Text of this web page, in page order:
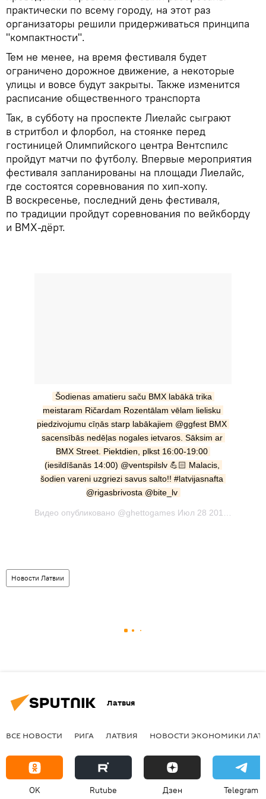
практически по всему городу, на этот раз
организаторы решили придерживаться принципа
"компактности".
Тем не менее, на время фестиваля будет
ограничено дорожное движение, а некоторые
улицы и вовсе будут закрыты. Также изменится
расписание общественного транспорта
Так, в субботу на проспекте Лиелайс сыграют
в стритбол и флорбол, на стоянке перед
гостиницей Олимпийского центра Вентспилс
пройдут матчи по футболу. Впервые мероприятия
фестиваля запланированы на площади Лиелайс,
где состоятся соревнования по хип-хопу.
В воскресенье, последний день фестиваля,
по традиции пройдут соревнования по вейкборду
и ВМХ-дёрт.
Šodienas amatieru saču BMX labākā trika
meistaram Ričardam Rozentālam vēlam lielisku
piedzivojumu cīņās starp labākajiem @ggfest BMX
sacensībās nedēļas nogales ietvaros. Sāksim ar
BMX Street. Piektdien, plkst 16:00-19:00
(iesildīšanās 14:00) @ventspilslv 💪🏻 Malacis,
šodien vareni uzgriezi savus salto!! #latvijasnafta
@rigasbrivosta @bite_lv
Видео опубликовано @ghettogames Июл 28 2016 в 1:58 PDT
Новости Латвии
Латвия
ВСЕ НОВОСТИ РИГА ЛАТВИЯ НОВОСТИ ЭКОНОМИКИ
OK Rutube Дзен Telegram